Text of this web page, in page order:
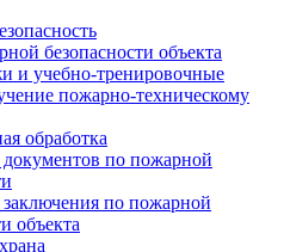
безопасности объекта
и учебно-тренировочные
пожарно-техническому
обработка
по пожарной
по пожарной
объекта